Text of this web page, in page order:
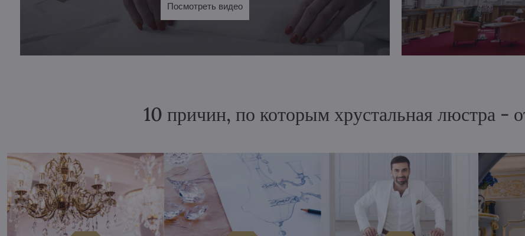
Посмотреть видео
10 причин, по которым хрустальная люстра -